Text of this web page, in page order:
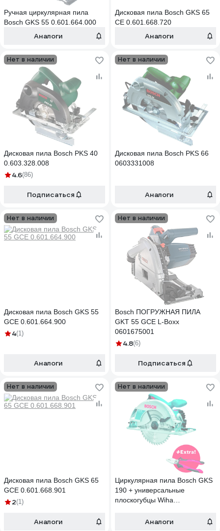
Ручная циркулярная пила
Bosch GKS 55 0.601.664.000
Аналоги
Дисковая пила Bosch GKS 65
CE 0.601.668.720
Аналоги
Нет в наличии
Дисковая пила Bosch PKS 40
0.603.328.008
4.6(86)
Подписаться
Нет в наличии
Дисковая пила Bosch PKS 66
0603331008
Аналоги
Нет в наличии
Дисковая пила Bosch GKS 55
GCE 0.601.664.900
4(1)
Аналоги
Нет в наличии
Bosch ПОГРУЖНАЯ ПИЛА
GKT 55 GCE L-Boxx
0601675001
4.8(6)
Подписаться
Нет в наличии
Дисковая пила Bosch GKS 65
GCE 0.601.668.901
2(1)
Аналоги
Нет в наличии
Циркулярная пила Bosch GKS
190 + универсальные
плоскогубцы Wiha
Аналоги